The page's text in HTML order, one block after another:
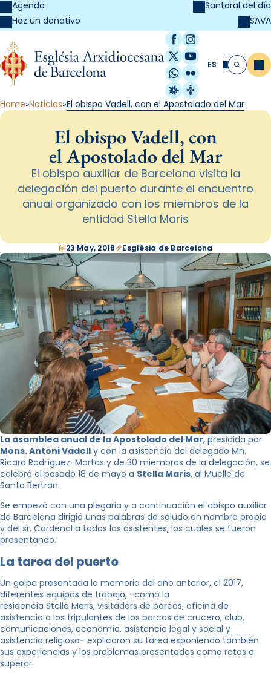
Agenda
Haz un donativo
Santoral del día
SAVA
Facebook
Instagram
X / Twitter
YouTube
WhatsApp
Flickr
Radio Estel
Catalunya
ES Buscar
Home Noticias El obispo Vadell, con el Apostolado del Mar
El obispo Vadell, con
el Apostolado del Mar
El obispo auxiliar de Barcelona visita la
delegación del puerto durante el encuentro
anual organizado con los miembros de la
entidad Stella Maris
23 May, 2018 Església de Barcelona
La asamblea anual de la Apostolado del Mar, presidida por
Mons. Antoni Vadell y con la asistencia del delegado Mn.
Ricard Rodríguez-Martos y de 30 miembros de la delegación, se
celebró el pasado 18 de mayo a Stella Maris, al Muelle de
Santo Bertran.
Se empezó con una plegaria y a continuación el obispo auxiliar
de Barcelona dirigió unas palabras de saludo en nombre propio
y del sr. Cardenal a todos los asistentes, los cuales se fueron
presentando.
La tarea del puerto
Un golpe presentada la memoria del año anterior, el 2017,
diferentes equipos de trabajo, -como la
residencia Stella Maris, visitadors de barcos, oficina de
asistencia a los tripulantes de los barcos de crucero, club,
comunicaciones, economía, asistencia legal y social y
asistencia religiosa- explicaron su tarea exponiendo también
sus experiencias y los problemas presentados como retos a
superar.